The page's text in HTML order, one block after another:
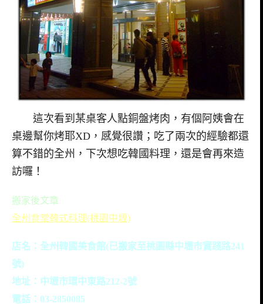
這次看到某桌客人點銅盤烤肉，有個阿姨會在
桌邊幫你烤耶XD，感覺很讚；吃了兩次的經驗都還
算不錯的全州，下次想吃韓國料理，還是會再來造
訪囉！
搬家後文章
全州食堂韓式料理(桃園中壢)
店名：全州韓國美食館(已搬家至桃園縣中壢市實踐路241
號)
地址：中壢市環中東路212-2號
電話：03-2850085